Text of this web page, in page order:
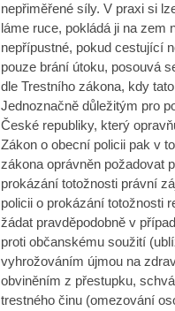
nepřiměřené síly. V praxi si
láme ruce, pokládá ji na zem
nepřípustné, pokud cestující
pouze brání útoku, posouvá
dle Trestního zákona, kdy
Jednoznačně důležitým pro
České republiky, který
Zákon o obecní policii pak v
zákona oprávněn požadovat
prokázání totožnosti právní
policii o prokázání totožnosti
žádat pravděpodobně v
proti občanskému soužití
vyhrožováním újmou na
obviněním z přestupku,
trestného činu (omezování